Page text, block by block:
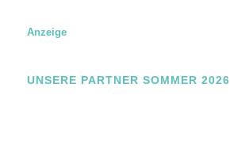
Anzeige
UNSERE PARTNER SOMMER 2026